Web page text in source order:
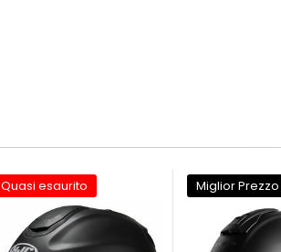
Quasi esaurito Miglior Prezzo